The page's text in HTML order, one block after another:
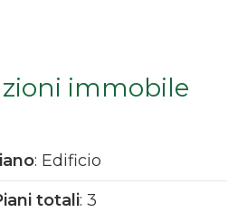
immobile
: Edificio
totali: 3